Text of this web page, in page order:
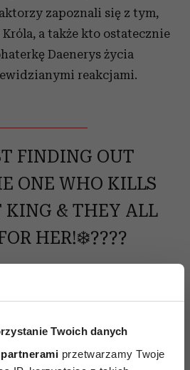
Twoich danych
przetwarzamy Twoje
zapoznali się z tym,
a także kto ostatecznie
Daenerys życia
reakcjami.
FINDING OUT
ONE WHO KILLS
& THEY ALL
HER!❄️????